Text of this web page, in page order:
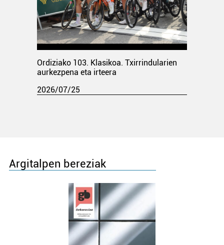
Ordiziako 103. Klasikoa. Txirrindularien
aurkezpena eta irteera
2026/07/25
Argitalpen bereziak